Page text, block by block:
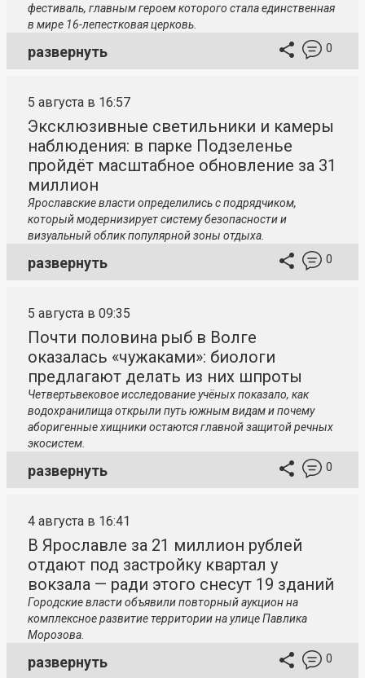
фестиваль, главным героем которого стала единственная
в мире 16-лепестковая церковь.
развернуть 0
5 августа в 16:57
Эксклюзивные светильники и камеры
наблюдения: в парке Подзеленье
пройдёт масштабное обновление за 31
миллион
Ярославские власти определились с подрядчиком,
который модернизирует систему безопасности и
визуальный облик популярной зоны отдыха.
развернуть 0
5 августа в 09:35
Почти половина рыб в Волге
оказалась «чужаками»: биологи
предлагают делать из них шпроты
Четвертьвековое исследование учёных показало, как
водохранилища открыли путь южным видам и почему
аборигенные хищники остаются главной защитой речных
экосистем.
развернуть 0
4 августа в 16:41
В Ярославле за 21 миллион рублей
отдают под застройку квартал у
вокзала — ради этого снесут 19 зданий
Городские власти объявили повторный аукцион на
комплексное развитие территории на улице Павлика
Морозова.
развернуть 0